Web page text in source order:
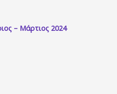
– Μάρτιος 2024